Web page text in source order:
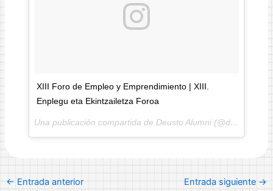
XIII Foro de Empleo y Emprendimiento | XIII.
Enplegu eta Ekintzailetza Foroa
Una publicación compartida de Deusto Alumni (@deustoalumni) el
←Entrada anterior Entrada siguiente→